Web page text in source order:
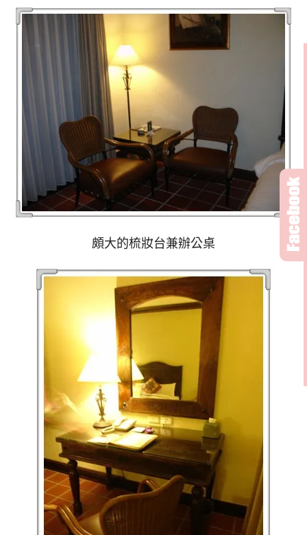
頗大的梳妝台兼辦公桌